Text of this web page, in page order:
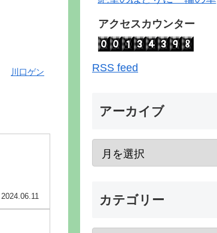
川口ゲン
2024.06.11
アクセスカウンター
RSS feed
アーカイブ
カテゴリー